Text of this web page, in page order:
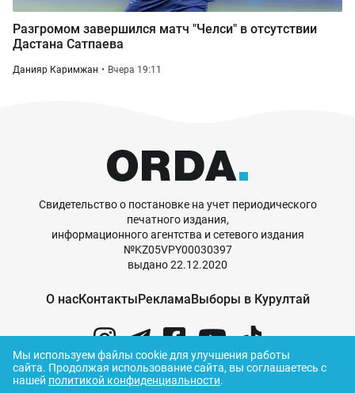
Разгромом завершился матч "Челси" в отсутствии
Дастана Сатпаева
Данияр Каримжан Вчера 19:11
Свидетельство о постановке на учет периодического
печатного издания,
информационного агентства и сетевого издания
№KZ05VPY00030397
выдано 22.12.2020
О насКонтактыРекламаВыборы в Курултай
Мы используем файлы cookie для улучшения работы
сайта. Продолжая использование сайта, вы соглашаетесь с
нашей политикой конфиденциальности.